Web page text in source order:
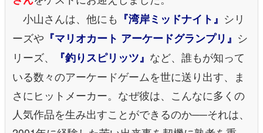
小山さんは、他にも 『湾岸ミッドナイト』 シリ
ーズや 『マリオカート アーケードグランプリ』 シ
リーズ、
『釣りスピリッツ』 など、誰もが知って
いる数々のアーケードゲームを世に送り出す、ま
さにヒットメーカー。なぜ彼は、こんなに多くの
人気作品を生み出すことができるのか──それは、